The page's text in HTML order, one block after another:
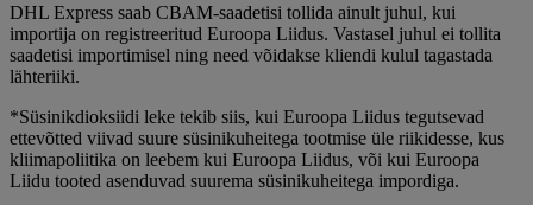
DHL Express saab CBAM-saadetisi tollida ainult juhul, kui
importija on registreeritud Euroopa Liidus. Vastasel juhul ei tollita
saadetisi importimisel ning need võidakse kliendi kulul tagastada
lähteriiki.
*Süsinikdioksiidi leke tekib siis, kui Euroopa Liidus tegutsevad
ettevõtted viivad suure süsinikuheitega tootmise üle riikidesse, kus
kliimapoliitika on leebem kui Euroopa Liidus, või kui Euroopa
Liidu tooted asenduvad suurema süsinikuheitega impordiga.